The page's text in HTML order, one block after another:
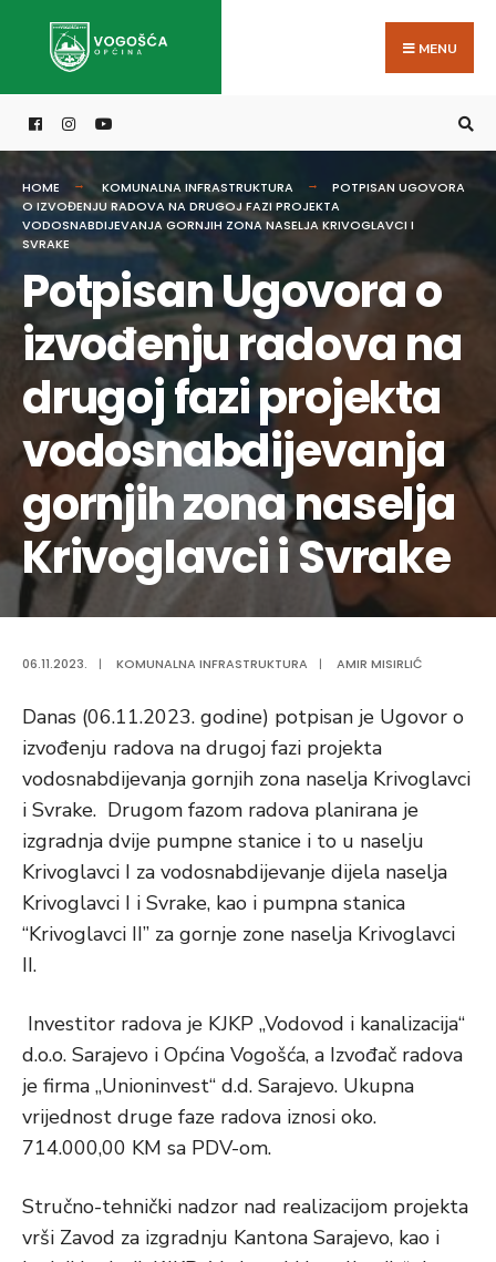
MENU
HOME KOMUNALNA INFRASTRUKTURA
POTPISAN UGOVORA
O IZVOĐENJU RADOVA NA DRUGOJ FAZI PROJEKTA
VODOSNABDIJEVANJA GORNJIH ZONA NASELJA KRIVOGLAVCI I
SVRAKE
Potpisan Ugovora o
izvođenju radova na
drugoj fazi projekta
vodosnabdijevanja
gornjih zona naselja
Krivoglavci i Svrake
06.11.2023. | KOMUNALNA INFRASTRUKTURA | AMIR MISIRLIĆ
Danas (06.11.2023. godine) potpisan je Ugovor o
izvođenju radova na drugoj fazi projekta
vodosnabdijevanja gornjih zona naselja Krivoglavci
i Svrake. Drugom fazom radova planirana je
izgradnja dvije pumpne stanice i to u naselju
Krivoglavci I za vodosnabdijevanje dijela naselja
Krivoglavci I i Svrake, kao i pumpna stanica
“Krivoglavci II” za gornje zone naselja Krivoglavci
II.
Investitor radova je KJKP „Vodovod i kanalizacija“
d.o.o. Sarajevo i Općina Vogošća, a Izvođač radova
je firma „Unioninvest“ d.d. Sarajevo. Ukupna
vrijednost druge faze radova iznosi oko.
714.000,00 KM sa PDV-om.
Stručno-tehnički nadzor nad realizacijom projekta
vrši Zavod za izgradnju Kantona Sarajevo, kao i
for: